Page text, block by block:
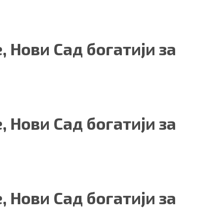
Нови Сад богатији за
Нови Сад богатији за
Нови Сад богатији за